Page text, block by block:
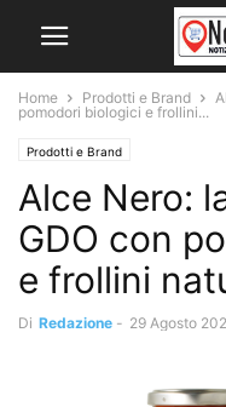
Home Prodotti e Brand
pomodori biologici e frollini...
Prodotti e Brand
Alce Nero:
GDO con
e frollini
Di Redazione - 29 Agosto